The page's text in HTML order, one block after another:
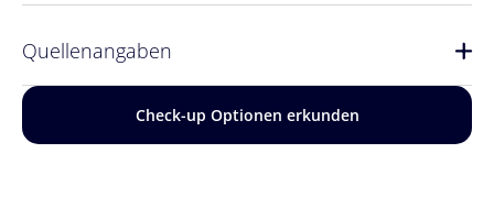
Quellenangaben
Check-up Optionen erkunden